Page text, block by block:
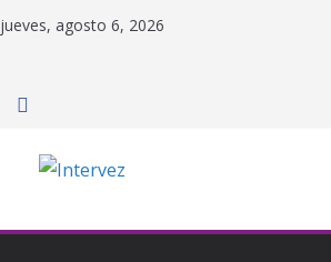
jueves, agosto 6, 2026